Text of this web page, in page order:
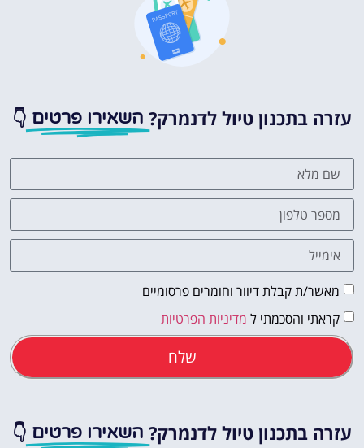
עזרה בתכנון טיול לדנמרק? השאירו פרטים 👇
מאשר/ת קבלת דיוור וחומרים פרסומיים
קראתי והסכמתי ל מדיניות הפרטיות
שלח
עזרה בתכנון טיול לדנמרק? השאירו פרטים 👇